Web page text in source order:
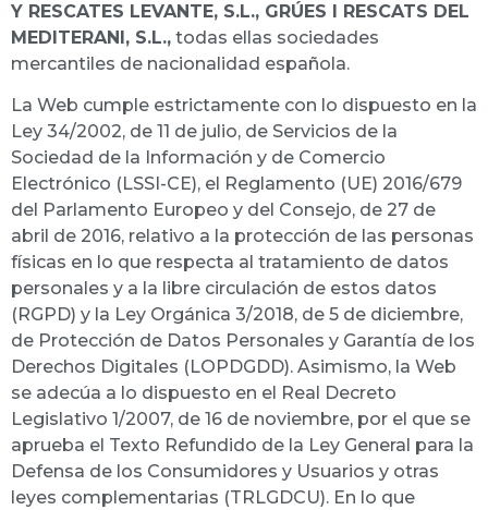
Y RESCATES LEVANTE, S.L., GRÚES I RESCATS DEL
MEDITERANI, S.L., todas ellas sociedades
mercantiles de nacionalidad española.
La Web cumple estrictamente con lo dispuesto en la
Ley 34/2002, de 11 de julio, de Servicios de la
Sociedad de la Información y de Comercio
Electrónico (LSSI-CE), el Reglamento (UE) 2016/679
del Parlamento Europeo y del Consejo, de 27 de
abril de 2016, relativo a la protección de las personas
físicas en lo que respecta al tratamiento de datos
personales y a la libre circulación de estos datos
(RGPD) y la Ley Orgánica 3/2018, de 5 de diciembre,
de Protección de Datos Personales y Garantía de los
Derechos Digitales (LOPDGDD). Asimismo, la Web
se adecúa a lo dispuesto en el Real Decreto
Legislativo 1/2007, de 16 de noviembre, por el que se
aprueba el Texto Refundido de la Ley General para la
Defensa de los Consumidores y Usuarios y otras
leyes complementarias (TRLGDCU). En lo que